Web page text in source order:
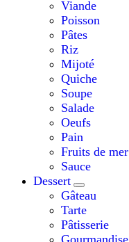
Viande
Poisson
Pâtes
Riz
Mijoté
Quiche
Soupe
Salade
Oeufs
Pain
Fruits de mer
Sauce
Dessert
Gâteau
Tarte
Pâtisserie
Gourmandise